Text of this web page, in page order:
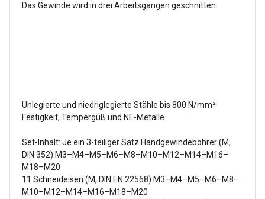
Das Gewinde wird in drei Arbeitsgängen geschnitten.
Unlegierte und niedriglegierte Stähle bis 800 N/mm²
Festigkeit, Temperguß und NE-Metalle.
Set-Inhalt: Je ein 3-teiliger Satz Handgewindebohrer (M,
DIN 352) M3–M4–M5–M6–M8–M10–M12–M14–M16–
M18–M20
11 Schneideisen (M, DIN EN 22568) M3–M4–M5–M6–M8–
M10–M12–M14–M16–M18–M20